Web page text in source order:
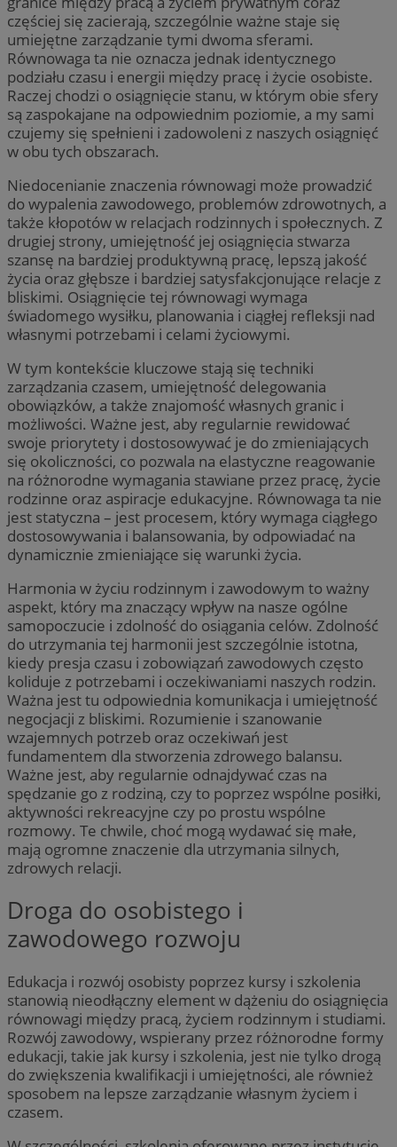
częściej się zacierają, szczególnie ważne staje się
umiejętne zarządzanie tymi dwoma sferami.
Równowaga ta nie oznacza jednak identycznego
podziału czasu i energii między pracę i życie osobiste.
Raczej chodzi o osiągnięcie stanu, w którym obie sfery
są zaspokajane na odpowiednim poziomie, a my sami
czujemy się spełnieni i zadowoleni z naszych osiągnięć
w obu tych obszarach.
Niedocenianie znaczenia równowagi może prowadzić
do wypalenia zawodowego, problemów zdrowotnych, a
także kłopotów w relacjach rodzinnych i społecznych. Z
drugiej strony, umiejętność jej osiągnięcia stwarza
szansę na bardziej produktywną pracę, lepszą jakość
życia oraz głębsze i bardziej satysfakcjonujące relacje z
bliskimi. Osiągnięcie tej równowagi wymaga
świadomego wysiłku, planowania i ciągłej refleksji nad
własnymi potrzebami i celami życiowymi.
W tym kontekście kluczowe stają się techniki
zarządzania czasem, umiejętność delegowania
obowiązków, a także znajomość własnych granic i
możliwości. Ważne jest, aby regularnie rewidować
swoje priorytety i dostosowywać je do zmieniających
się okoliczności, co pozwala na elastyczne reagowanie
na różnorodne wymagania stawiane przez pracę, życie
rodzinne oraz aspiracje edukacyjne. Równowaga ta nie
jest statyczna – jest procesem, który wymaga ciągłego
dostosowywania i balansowania, by odpowiadać na
dynamicznie zmieniające się warunki życia.
Harmonia w życiu rodzinnym i zawodowym to ważny
aspekt, który ma znaczący wpływ na nasze ogólne
samopoczucie i zdolność do osiągania celów. Zdolność
do utrzymania tej harmonii jest szczególnie istotna,
kiedy presja czasu i zobowiązań zawodowych często
koliduje z potrzebami i oczekiwaniami naszych rodzin.
Ważna jest tu odpowiednia komunikacja i umiejętność
negocjacji z bliskimi. Rozumienie i szanowanie
wzajemnych potrzeb oraz oczekiwań jest
fundamentem dla stworzenia zdrowego balansu.
Ważne jest, aby regularnie odnajdywać czas na
spędzanie go z rodziną, czy to poprzez wspólne posiłki,
aktywności rekreacyjne czy po prostu wspólne
rozmowy. Te chwile, choć mogą wydawać się małe,
mają ogromne znaczenie dla utrzymania silnych,
zdrowych relacji.
Droga do osobistego i
zawodowego rozwoju
Edukacja i rozwój osobisty poprzez kursy i szkolenia
stanowią nieodłączny element w dążeniu do osiągnięcia
równowagi między pracą, życiem rodzinnym i studiami.
Rozwój zawodowy, wspierany przez różnorodne formy
edukacji, takie jak kursy i szkolenia, jest nie tylko drogą
do zwiększenia kwalifikacji i umiejętności, ale również
sposobem na lepsze zarządzanie własnym życiem i
czasem.